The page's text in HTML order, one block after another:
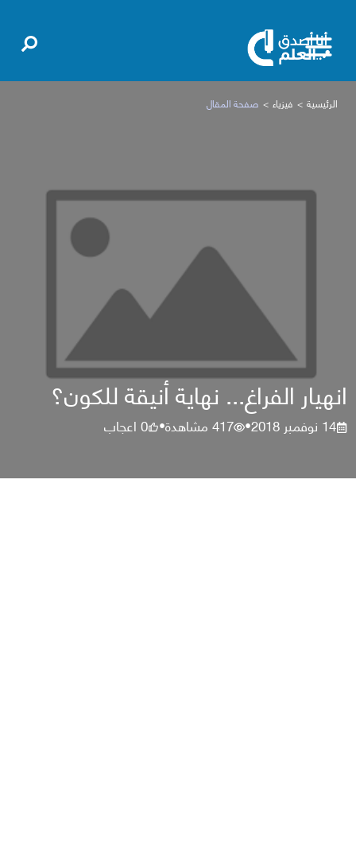
الرئيسية فيزياء صفحة المقال
انهيار الفراغ... نهاية أنيقة للكون؟
14 نوفمبر 2018 •
417مشاهدة•
0اعجاب